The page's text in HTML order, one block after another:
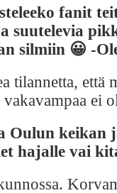
fanit
suutelevia
silmiin 😀 -
tilannetta,
ei
Oulun keikan
hajalle vai